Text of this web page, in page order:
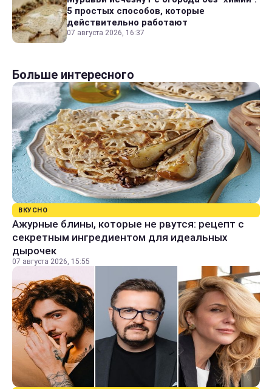
5 простых способов, которые
действительно работают
07 августа 2026, 16:37
Больше интересного
ВКУСНО
Ажурные блины, которые не рвутся: рецепт с
секретным ингредиентом для идеальных
дырочек
07 августа 2026, 15:55